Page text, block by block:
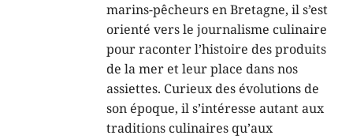
marins-pêcheurs en Bretagne, il s’est
orienté vers le journalisme culinaire
pour raconter l’histoire des produits
de la mer et leur place dans nos
assiettes. Curieux des évolutions de
son époque, il s’intéresse autant aux
traditions culinaires qu’aux